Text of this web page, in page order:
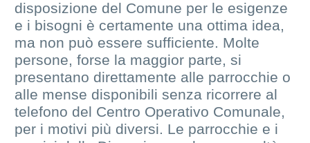
disposizione del Comune per le esigenze
e i bisogni è certamente una ottima idea,
ma non può essere sufficiente. Molte
persone, forse la maggior parte, si
presentano direttamente alle parrocchie o
alle mense disponibili senza ricorrere al
telefono del Centro Operativo Comunale,
per i motivi più diversi. Le parrocchie e i